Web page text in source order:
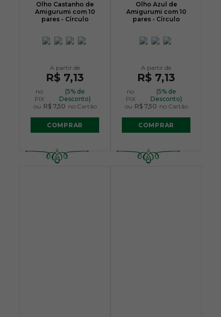
Olho Castanho de
Amigurumi com 10
pares - Círculo
R$ 7,13
no
PIX
(5% de
Desconto)
ou R$ 7,50 no Cartão
COMPRAR
Olho Azul de
Amigurumi com 10
pares - Círculo
R$ 7,13
no
PIX
(5% de
Desconto)
ou R$ 7,50 no Cartão
COMPRAR